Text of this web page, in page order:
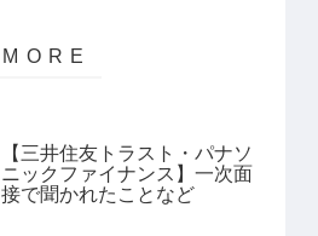
【三井住友トラスト・パナソ
ニックファイナンス】一次面
接で聞かれたことなど